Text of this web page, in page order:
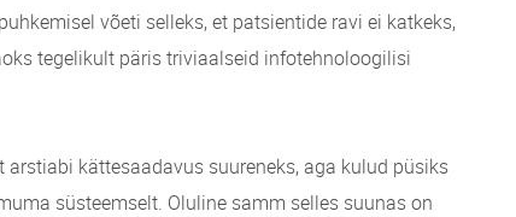
võeti selleks, et patsientide ravi ei katkeks,
tegelikult päris triviaalseid infotehnoloogilisi
arstiabi kättesaadavus suureneks, aga kulud püsiks
süsteemselt. Oluline samm selles suunas on